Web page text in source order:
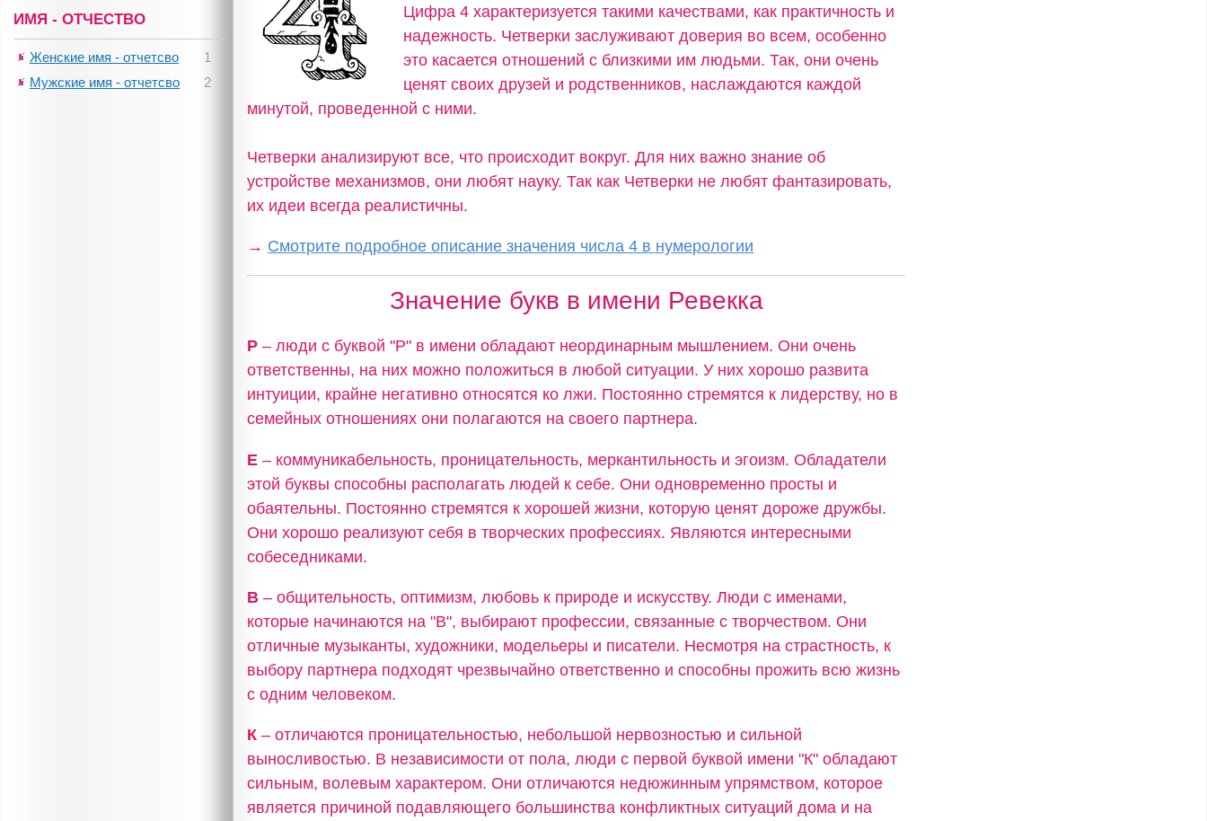
Цифра 4 характеризуется такими качествами, как практичность и
надежность. Четверки заслуживают доверия во всем, особенно
это касается отношений с близкими им людьми. Так, они очень
ценят своих друзей и родственников, наслаждаются каждой
минутой, проведенной с ними.
Четверки анализируют все, что происходит вокруг. Для них важно знание об
устройстве механизмов, они любят науку. Так как Четверки не любят фантазировать,
их идеи всегда реалистичны.
→ Смотрите подробное описание значения числа 4 в нумерологии
Значение букв в имени Ревекка
Р – люди с буквой "Р" в имени обладают неординарным мышлением. Они очень
ответственны, на них можно положиться в любой ситуации. У них хорошо развита
интуиции, крайне негативно относятся ко лжи. Постоянно стремятся к лидерству, но в
семейных отношениях они полагаются на своего партнера.
Е – коммуникабельность, проницательность, меркантильность и эгоизм. Обладатели
этой буквы способны располагать людей к себе. Они одновременно просты и
обаятельны. Постоянно стремятся к хорошей жизни, которую ценят дороже дружбы.
Они хорошо реализуют себя в творческих профессиях. Являются интересными
собеседниками.
В – общительность, оптимизм, любовь к природе и искусству. Люди с именами,
которые начинаются на "В", выбирают профессии, связанные с творчеством. Они
отличные музыканты, художники, модельеры и писатели. Несмотря на страстность, к
выбору партнера подходят чрезвычайно ответственно и способны прожить всю жизнь
с одним человеком.
К – отличаются проницательностью, небольшой нервозностью и сильной
выносливостью. В независимости от пола, люди с первой буквой имени "К" обладают
сильным, волевым характером. Они отличаются недюжинным упрямством, которое
является причиной подавляющего большинства конфликтных ситуаций дома и на
ИМЯ - ОТЧЕСТВО
1
Женские имя - отчетсво
2
Мужские имя - отчетсво